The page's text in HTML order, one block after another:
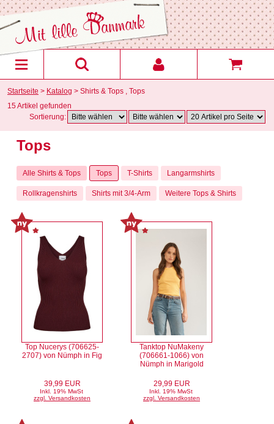
Startseite > Katalog > Shirts & Tops , Tops
15 Artikel gefunden
Sortierung:
Tops
Alle Shirts & Tops Tops T-Shirts Langarmshirts
Rollkragenshirts Shirts mit 3/4-Arm Weitere Tops & Shirts
Top Nucerys (706625-
2707) von Nümph in Fig
39,99 EUR
Inkl. 19% MwSt
zzgl. Versandkosten
Tanktop NuMakeny
(706661-1066) von
Nümph in Marigold
29,99 EUR
Inkl. 19% MwSt
zzgl. Versandkosten